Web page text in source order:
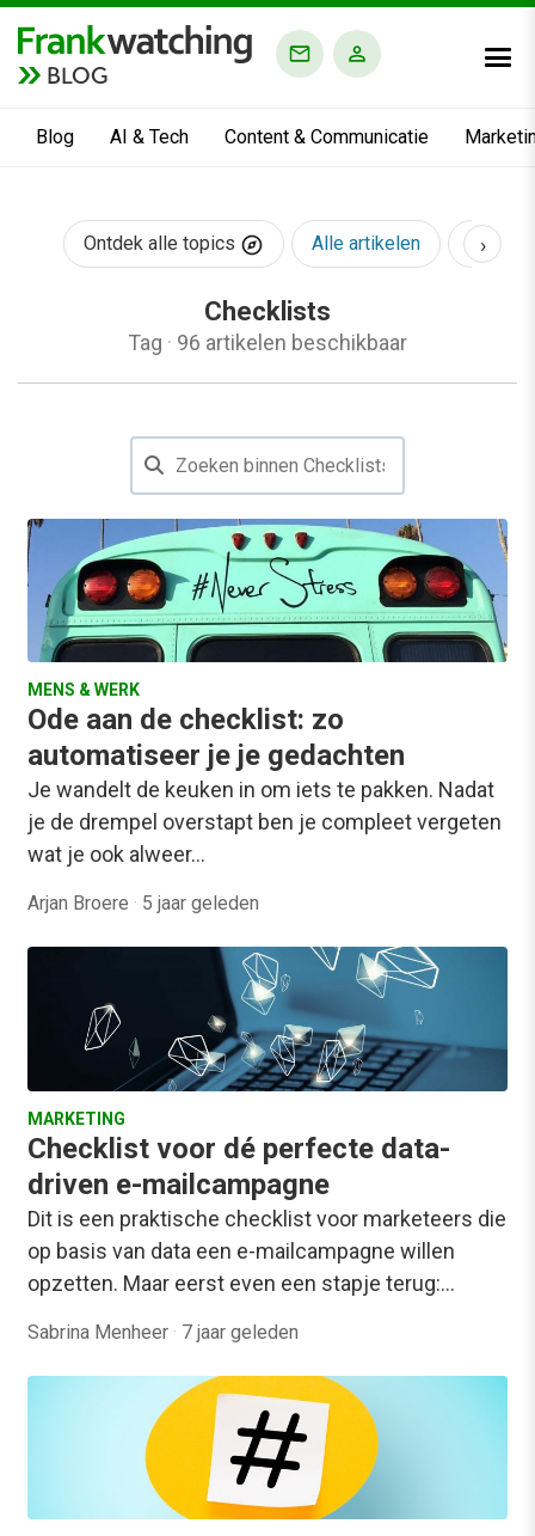
BLOG
Blog AI & Tech Content & Communicatie
Ontdek alle topics Alle artikelen AI &
›
Checklists
Tag · 96 artikelen beschikbaar
MENS & WERK
Ode aan de checklist: zo
automatiseer je je gedachten
Je wandelt de keuken in om iets te pakken. Nadat
je de drempel overstapt ben je compleet vergeten
wat je ook alweer…
Arjan Broere · 5 jaar geleden
MARKETING
Checklist voor dé perfecte data-
driven e-mailcampagne
Dit is een praktische checklist voor marketeers die
op basis van data een e-mailcampagne willen
opzetten. Maar eerst even een stapje terug:…
Sabrina Menheer · 7 jaar geleden